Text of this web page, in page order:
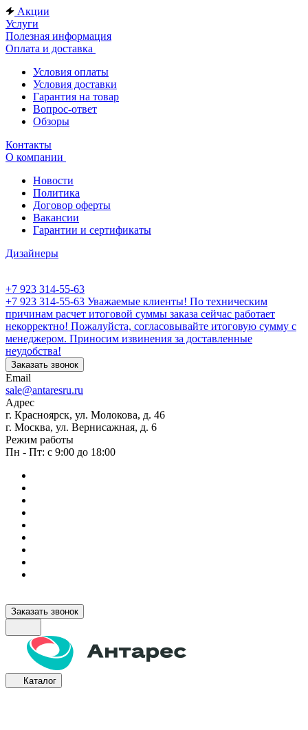
Акции
Услуги
Полезная информация
Оплата и доставка
Условия оплаты
Условия доставки
Гарантия на товар
Вопрос-ответ
Обзоры
Контакты
О компании
Новости
Политика
Договор оферты
Вакансии
Гарантии и сертификаты
Дизайнеры
+7 923 314-55-63
+7 923 314-55-63 Уважаемые клиенты! По техническим
причинам расчет итоговой суммы заказа сейчас работает
некорректно! Пожалуйста, согласовывайте итоговую сумму с
менеджером. Приносим извинения за доставленные
неудобства!
Заказать звонок
Email
sale@antaresru.ru
Адрес
г. Красноярск, ул. Молокова, д. 46
г. Москва, ул. Вернисажная, д. 6
Режим работы
Пн - Пт: с 9:00 до 18:00
Заказать звонок
Каталог